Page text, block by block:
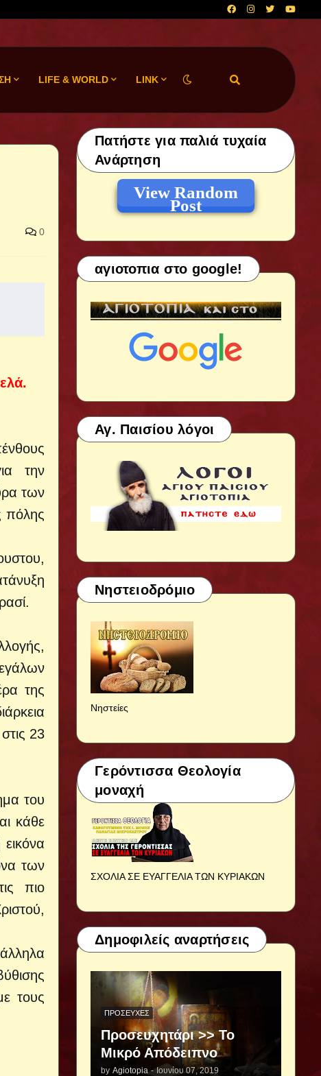
LIFE & WORLD LINK
0
την
των
πόλης
της
23
του
κάθε
των
πιο
τους
Πατήστε για παλιά τυχαία
Ανάρτηση
View Random
Post
αγιοτοπια στο google!
Αγ. Παισίου λόγοι
Νηστειοδρόμιο
Νηστείες
Γερόντισσα Θεολογία
μοναχή
ΣΧΟΛΙΑ ΣΕ ΕΥΑΓΓΕΛΙΑ ΤΩΝ ΚΥΡΙΑΚΩΝ
Δημοφιλείς αναρτήσεις
ΠΡΟΣΕΥΧΈΣ
Προσευχητάρι >> Το
Μικρό Απόδειπνο
by Agiotopia - Ιουνίου 07, 2019